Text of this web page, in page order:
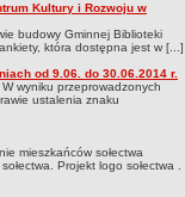
Kultury i Rozwoju w
budowy Gminnej Biblioteki
która dostępna jest w [...]
od 9.06. do 30.06.2014 r.
wyniku przeprowadzonych
ustalenia znaku
mieszkańców sołectwa
Projekt logo sołectwa .